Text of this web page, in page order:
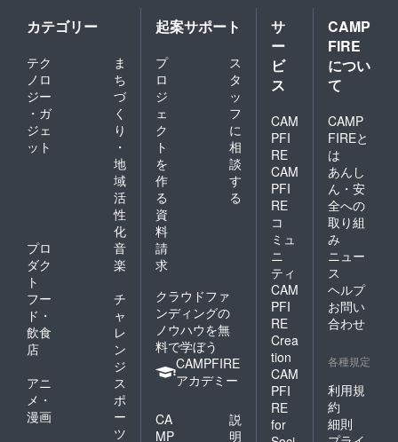
ン時期
や詳細
につい
ては本
文も併
せてご
参照下
※メール
アドレ
スのお
間違い
がない
ようお
願い致
しま
にも参
加・撮
影して
頂き、
完成し
た写真
集をお
たしま
す。 ■
撮影現
場見学
（プラ
ス、
ツー
ショッ
ト写メ
撮影）
実際
に撮影
現場を
訪問し
て、写
真集が
瞬間を
験(3時
間程度)
ができ
ます。
用した
衣装の
生写真
写真１
枚付き
（直筆
サイン
※水着
やラン
ジェ
リー類
は含ま
れませ
ん。 ■
オンラ
デート
（60分
程度）
ご本
人とご
自身の
スマホ
のアプ
かって
オンラ
イン
デート
ジェ
リー類
は含ま
れませ
ん。 ■
オンラ
（60分
程度）
ご本
人とご
自身の
スマホ
で指定
のアプ
リをつ
かって
オンラ
イン
デート
（60分
程度）
が楽し
す！ ■
撮影会
後日
開催さ
れるお
カテゴリー
テク
ノロ
ジー
・ガ
ジェ
ット
ま
ち
づ
く
り
・
地
域
活
性
化
プロ
ダク
ト
音
楽
フー
ド・
飲食
店
チ
ャ
レ
ン
ジ
アニ
メ・
漫画
ス
ポ
ー
ツ
起案サポート
プ
ロ
ジ
ェ
ク
ト
を
作
る
ス
タ
ッ
フ
に
相
談
す
る
資
料
請
求
クラウドファ
ンディングの
ノウハウを無
料で学ぼう
CAMPFIRE
アカデミー
CA
MP
説
明
サ
ー
ビ
ス
CAM
PFI
RE
CAM
PFI
RE
コ
ミュ
ニ
ティ
CAM
PFI
RE
Crea
tion
CAM
PFI
RE
for
CAMP
FIRE
につい
て
CAMP
FIREと
は
あんし
ん・安
全への
取り組
み
ニュー
ス
ヘルプ
お問い
合わせ
各種規定
利用規
約
細則